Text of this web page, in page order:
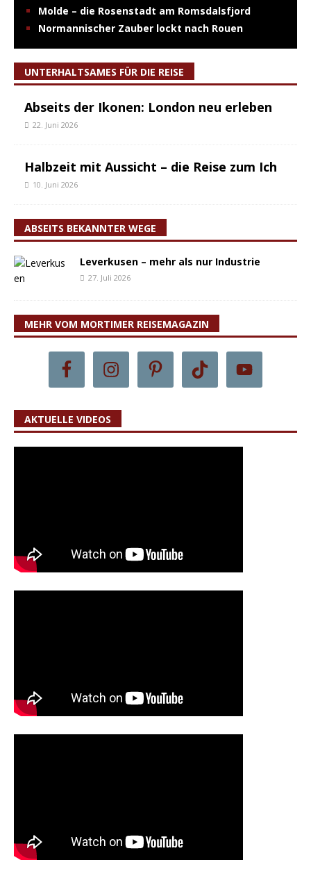
Molde – die Rosenstadt am Romsdalsfjord
Normannischer Zauber lockt nach Rouen
UNTERHALTSAMES FÜR DIE REISE
Abseits der Ikonen: London neu erleben
22. Juni 2026
Halbzeit mit Aussicht – die Reise zum Ich
10. Juni 2026
ABSEITS BEKANNTER WEGE
Leverkusen – mehr als nur Industrie
27. Juli 2026
MEHR VOM MORTIMER REISEMAGAZIN
AKTUELLE VIDEOS